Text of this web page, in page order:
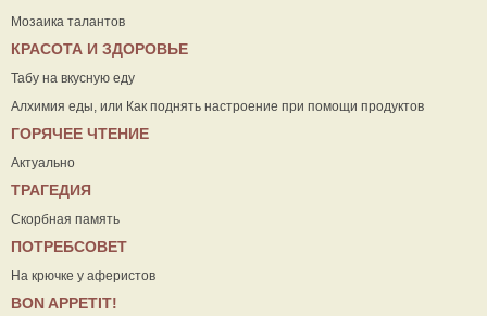
Мозаика талантов
КРАСОТА И ЗДОРОВЬЕ
Табу на вкусную еду
Алхимия еды, или Как поднять настроение при помощи продуктов
ГОРЯЧЕЕ ЧТЕНИЕ
Актуально
ТРАГЕДИЯ
Скорбная память
ПОТРЕБСОВЕТ
На крючке у аферистов
ВON APPETIT!